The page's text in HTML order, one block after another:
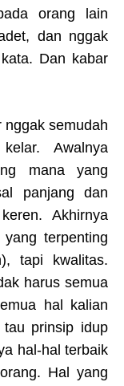
orang lain
dan nggak
Dan kabar
nggak semudah
Awalnya
mana yang
panjang dan
Akhirnya
terpenting
tapi kwalitas.
harus semua
hal kalian
prinsip idup
hal-hal terbaik
Hal yang